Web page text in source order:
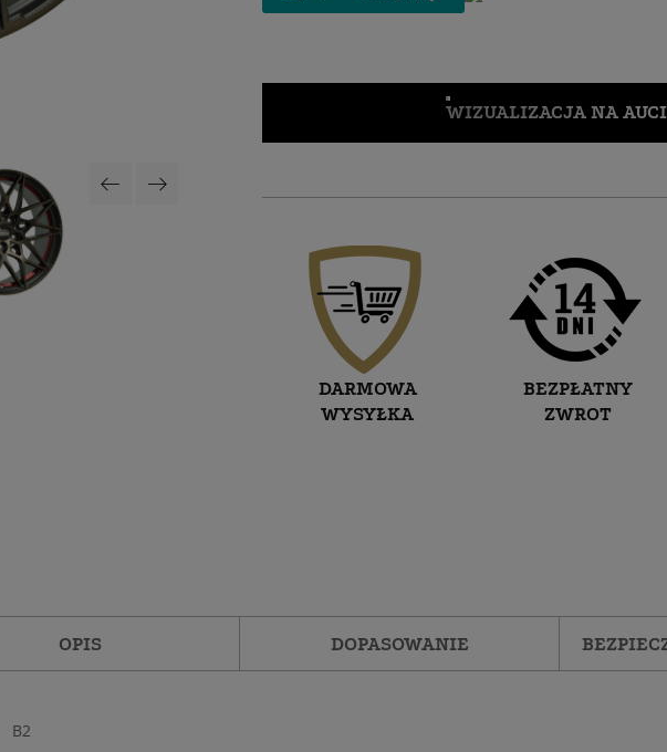
WIZUALIZACJA NA
DARMOWA
WYSYŁKA
BEZPŁATNY
ZWROT
OPIS DOPASOWANIE
B2